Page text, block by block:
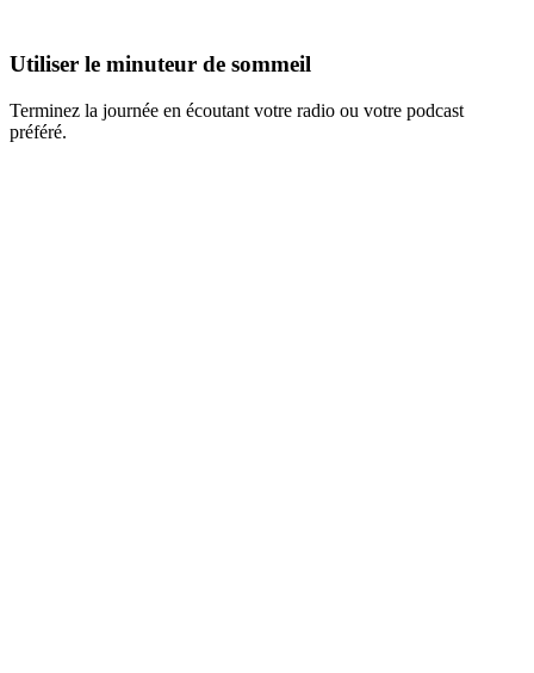
Utiliser le minuteur de sommeil
Terminez la journée en écoutant votre radio ou votre podcast
préféré.